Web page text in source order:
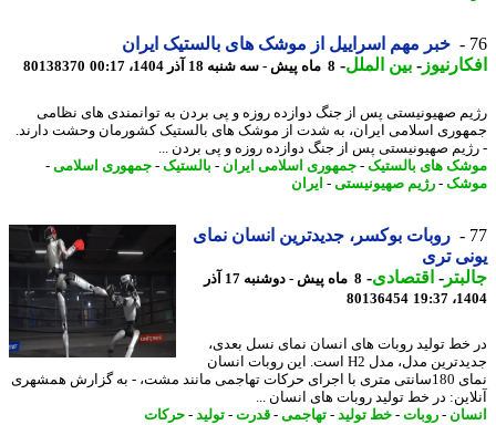
خبر مهم اسراییل از موشک های بالستیک ایران
-بین الملل-8 ماه پیش - سه شنبه 18 آذر 1404، 00:17 80138370
صهیونیستی پس از جنگ دوازده روزه و پی بردن به توانمندی های نظامی
اسلامی ایران، به شدت از موشک های بالستیک کشورمان وحشت دارند.
صهیونیستی پس از جنگ دوازده روزه و پی بردن ...
های بالستیک-جمهوری اسلامی ایران - بالستیک-جمهوری اسلامی-
-رژیم صهیونیستی-ایران
روبات بوکسر، جدیدترین انسان نمای
تری
-اقتصادی-
8 ماه پیش - دوشنبه 17 آذر
80136454
تولید روبات های انسان نمای نسل بعدی،
جدیدترین مدل، مدل H2 است. این روبات انسان
نمای 180سانتی متری با اجرای حرکات تهاجمی مانند مشت، - به گزارش همشهری
در خط تولید روبات های انسان ...
-روبات-خط تولید-تهاجمی-قدرت- تولید-حرکات